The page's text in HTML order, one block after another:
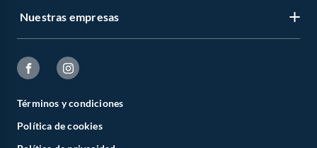
Nuestras empresas
Términos y condiciones
Política de cookies